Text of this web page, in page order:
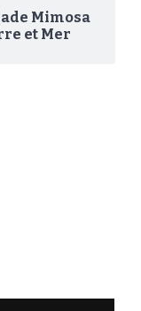
Mimosa
et Mer